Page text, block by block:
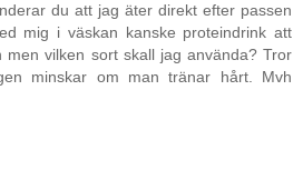
du att jag äter direkt efter passen
mig i väskan kanske proteindrink att
men vilken sort skall jag använda? Tror
minskar om man tränar hårt. Mvh